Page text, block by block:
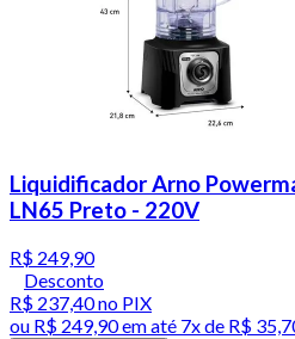
Liquidificador Arno
LN65 Preto - 220V
R$ 249,90
Desconto
R$ 237,40no PIX
ou R$ 249,90em até 7x de R$